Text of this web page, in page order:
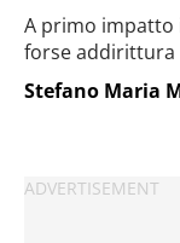
A primo impatto
forse addirittura
Stefano Maria